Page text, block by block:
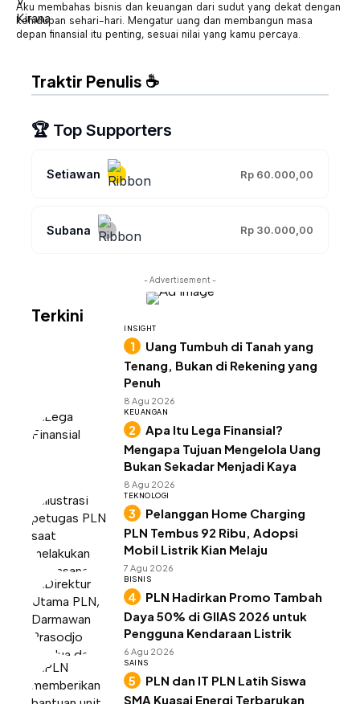
Aku membahas bisnis dan keuangan dari sudut yang dekat dengan
kehidupan sehari-hari. Mengatur uang dan membangun masa
depan finansial itu penting, sesuai nilai yang kamu percaya.
Traktir Penulis ☕
🏆 Top Supporters
Setiawan Rp 60.000,00
Subana Rp 30.000,00
- Advertisement -
Terkini
INSIGHT
Uang Tumbuh di Tanah yang
Tenang, Bukan di Rekening yang
Penuh
8 Agu 2026
KEUANGAN
Apa Itu Lega Finansial?
Mengapa Tujuan Mengelola Uang
Bukan Sekadar Menjadi Kaya
8 Agu 2026
TEKNOLOGI
Pelanggan Home Charging
PLN Tembus 92 Ribu, Adopsi
Mobil Listrik Kian Melaju
7 Agu 2026
BISNIS
PLN Hadirkan Promo Tambah
Daya 50% di GIIAS 2026 untuk
Pengguna Kendaraan Listrik
6 Agu 2026
SAINS
PLN dan IT PLN Latih Siswa
SMA Kuasai Energi Terbarukan